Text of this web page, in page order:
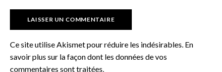
Ce site utilise Akismet pour réduire les indésirables. En
savoir plus sur la façon dont les données de vos
commentaires sont traitées.